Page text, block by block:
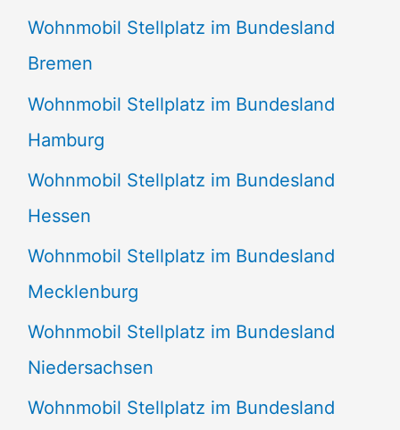
Wohnmobil Stellplatz im Bundesland
Bremen
Wohnmobil Stellplatz im Bundesland
Hamburg
Wohnmobil Stellplatz im Bundesland
Hessen
Wohnmobil Stellplatz im Bundesland
Mecklenburg
Wohnmobil Stellplatz im Bundesland
Niedersachsen
Wohnmobil Stellplatz im Bundesland